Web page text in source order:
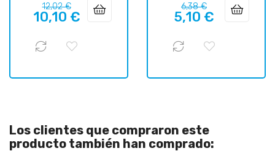
Precio
regular
12,02 €Precio
10,10 €
Precio
regular
6,38 €Precio
5,10 €
Los clientes que compraron este
producto también han comprado: